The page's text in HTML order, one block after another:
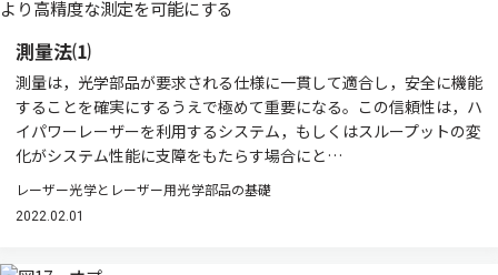
測量法⑴
測量は，光学部品が要求される仕様に一貫して適合し，安全に機能
することを確実にするうえで極めて重要になる。この信頼性は，ハ
イパワーレーザーを利用するシステム，もしくはスループットの変
化がシステム性能に支障をもたらす場合にと…
レーザー光学とレーザー用光学部品の基礎
2022.02.01